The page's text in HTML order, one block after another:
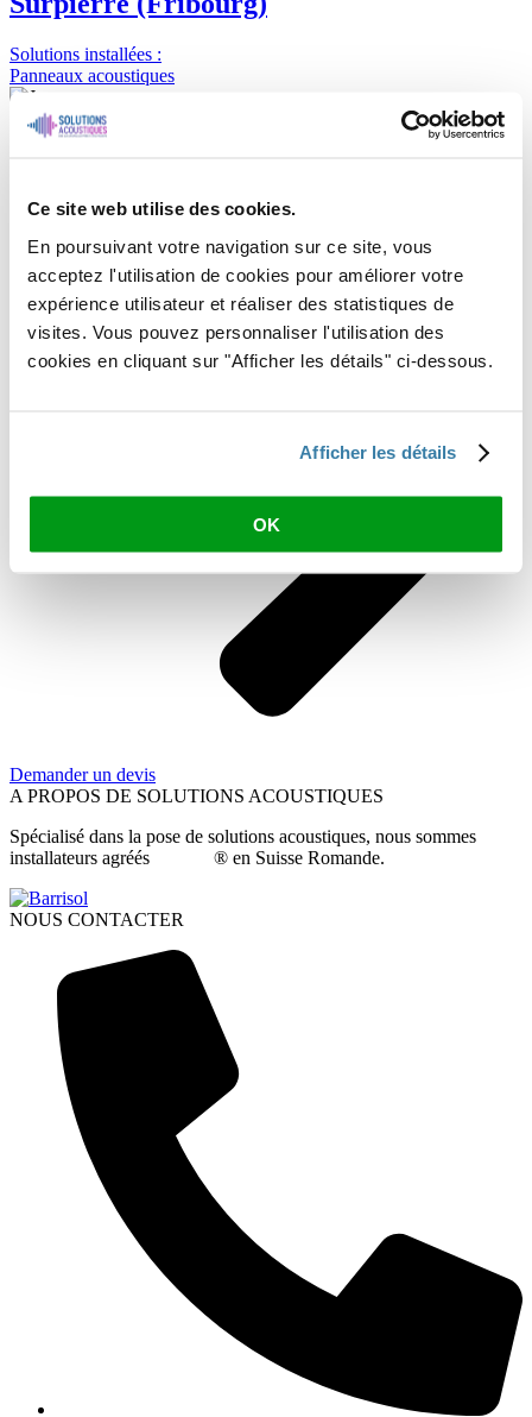
Ce site web utilise des cookies.
En poursuivant votre navigation sur ce site, vous
acceptez l'utilisation de cookies pour améliorer votre
expérience utilisateur et réaliser des statistiques de
visites. Vous pouvez personnaliser l'utilisation des
cookies en cliquant sur "Afficher les détails" ci-dessous.
Afficher les détails
OK
Solutions installées :
Panneaux acoustiques
Prenez RDV dès maintenant pour un devis gratuit et améliorez votre
confort du quotidien
Demander un devis
A PROPOS DE SOLUTIONS ACOUSTIQUES
Spécialisé dans la pose de solutions acoustiques, nous sommes
installateurs agréés
® en Suisse Romande.
NOUS CONTACTER